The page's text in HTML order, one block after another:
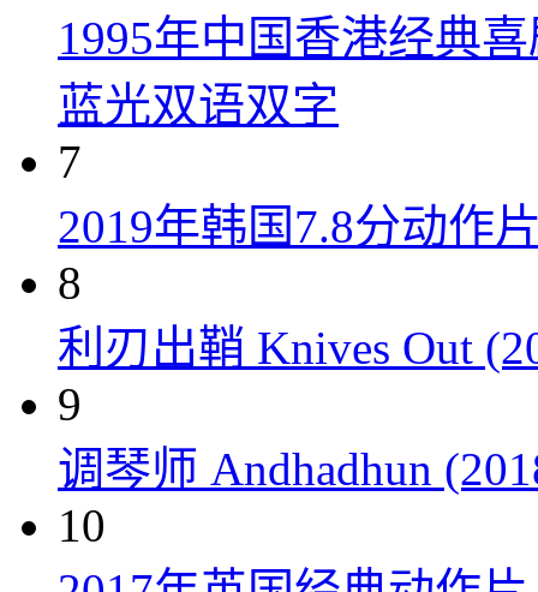
1995年中国香港经典
蓝光双语双字
7
2019年韩国7.8分动作
8
利刃出鞘 Knives Out
9
调琴师 Andhadhun
10